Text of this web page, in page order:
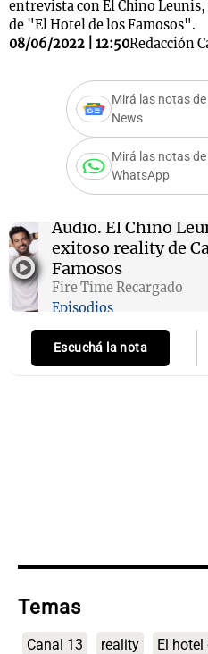
entrevista con El Chino
de "El Hotel de los Famosos".
08/06/2022 | 12:50Redacción
Mirá las notas
News
Mirá las notas
WhatsApp
Audio. El Chino
exitoso reality de
Famosos
Fire Time Recargado
Episodios
Escuchá la nota
Temas
Canal 13 reality El